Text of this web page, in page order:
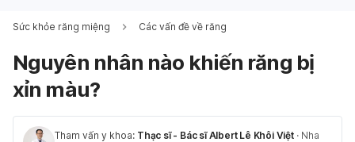
Sức khỏe răng miệng Các vấn đề về răng
Nguyên nhân nào khiến răng bị
xỉn màu?
Tham vấn y khoa: Thạc sĩ - Bác sĩ Albert Lê Khôi Việt · Nha